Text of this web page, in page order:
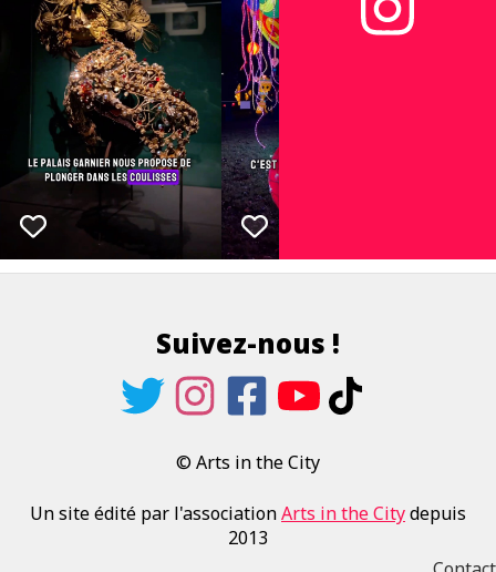
Suivez-nous !
© Arts in the City
Un site édité par l'associationArts in the Citydepuis
2013